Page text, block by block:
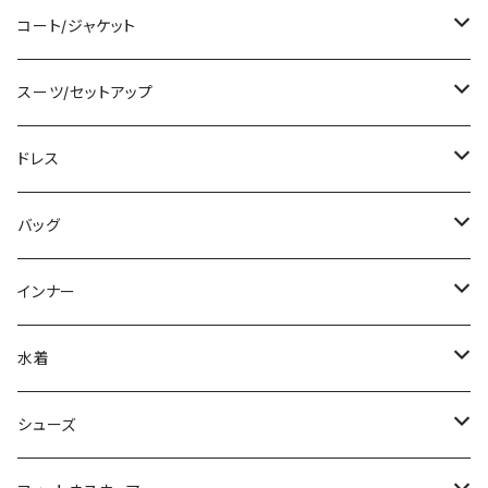
ベアトップ/チューブトップ
カーディガン/ボレロ
ニット/セーター
パーカー
スウェット/トレーナー
その他
ロング/マキシ
袖付き
ノースリーブ
その他
チュニック
クロップド丈
ロング丈
デニム
レギンス
その他
オールインワン
ミニ/ショート
ミディアム/ミモレ
ロング
その他
コート/ジャケット
コート
ジャケット
その他
スーツ/セットアップ
パンツスーツ
スカートスーツ
その他
ドレス
ミニ/ショート
ミディアム/ミモレ
ロング/マキシ
袖付き
バッグ
サブバッグ
クラッチバッグ
フォーマルバッグ
インナー
ブラ/ブラトップ/ベアトップ
ショーツ
水着
タンキニ
シューズ